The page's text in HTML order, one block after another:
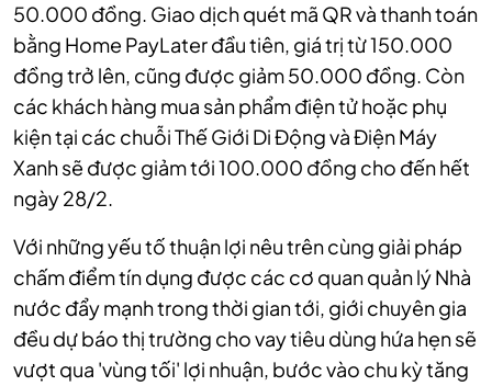
50.000 đồng. Giao dịch quét mã QR và thanh toán
bằng Home PayLater đầu tiên, giá trị từ 150.000
đồng trở lên, cũng được giảm 50.000 đồng. Còn
các khách hàng mua sản phẩm điện tử hoặc phụ
kiện tại các chuỗi Thế Giới Di Động và Điện Máy
Xanh sẽ được giảm tới 100.000 đồng cho đến hết
ngày 28/2.
Với những yếu tố thuận lợi nêu trên cùng giải pháp
chấm điểm tín dụng được các cơ quan quản lý Nhà
nước đẩy mạnh trong thời gian tới, giới chuyên gia
đều dự báo thị trường cho vay tiêu dùng hứa hẹn sẽ
vượt qua 'vùng tối' lợi nhuận, bước vào chu kỳ tăng